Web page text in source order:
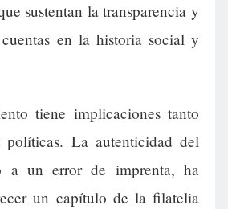
sustentan la transparencia y
en la historia social y
tiene implicaciones tanto
políticas. La autenticidad del
a un error de imprenta, ha
un capítulo de la filatelia